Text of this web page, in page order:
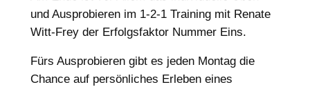
und Ausprobieren im 1-2-1 Training mit Renate
Witt-Frey der Erfolgsfaktor Nummer Eins.
Fürs Ausprobieren gibt es jeden Montag die
Chance auf persönliches Erleben eines